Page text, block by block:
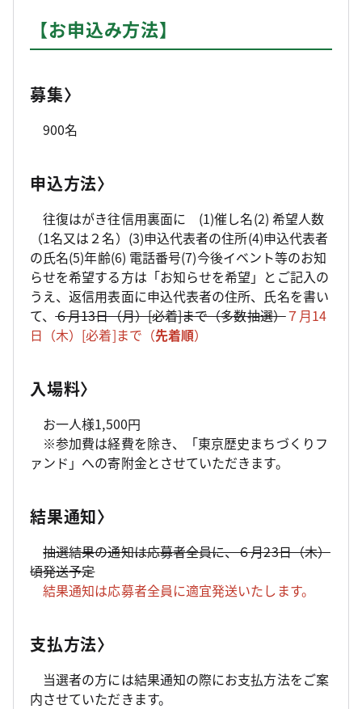
【お申込み方法】
募集〉
900名
申込方法〉
往復はがき往信用裏面に (1)催し名(2) 希望人数
（1名又は２名）(3)申込代表者の住所(4)申込代表者
の氏名(5)年齢(6) 電話番号(7)今後イベント等のお知
らせを希望する方は「お知らせを希望」とご記入の
うえ、返信用表面に申込代表者の住所、氏名を書い
て、６月13日（月）[必着]まで（多数抽選）７月14
日（木）[必着]まで（先着順）
入場料〉
お一人様1,500円
※参加費は経費を除き、「東京歴史まちづくりフ
ァンド」への寄附金とさせていただきます。
結果通知〉
抽選結果の通知は応募者全員に、６月23日（木）
頃発送予定
結果通知は応募者全員に適宜発送いたします。
支払方法〉
当選者の方には結果通知の際にお支払方法をご案
内させていただきます。